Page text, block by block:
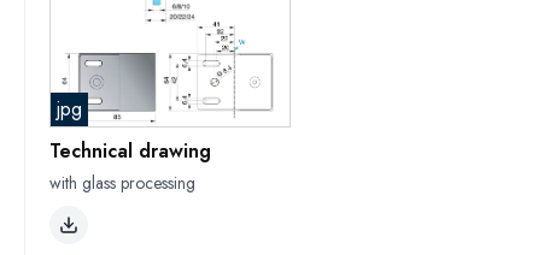
jpg
Technical drawing
with glass processing